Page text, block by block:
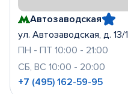
Автозаводская
ул. Автозаводская, д. 13/1
ПН - ПТ 10:00 - 21:00
СБ, ВС 10:00 - 20:00
+7 (495) 162-59-95